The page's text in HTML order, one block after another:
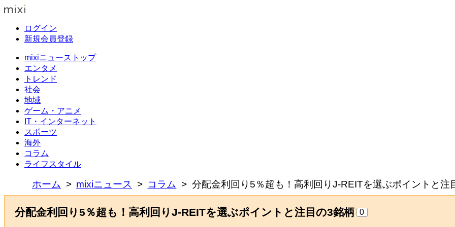
ログイン
新規会員登録
mixiニューストップ
エンタメ
トレンド
社会
地域
ゲーム・アニメ
IT・インターネット
スポーツ
海外
コラム
ライフスタイル
ホーム mixiニュース コラム 分配金利回り5％超も！高利回りJ-REITを選ぶポイントと注
分配金利回り5％超も！高利回りJ-REITを選ぶポイントと注目の3銘柄 0